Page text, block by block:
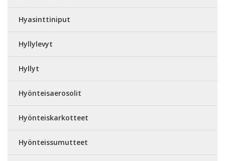
Hyasinttiniput
Hyllylevyt
Hyllyt
Hyönteisaerosolit
Hyönteiskarkotteet
Hyönteissumutteet